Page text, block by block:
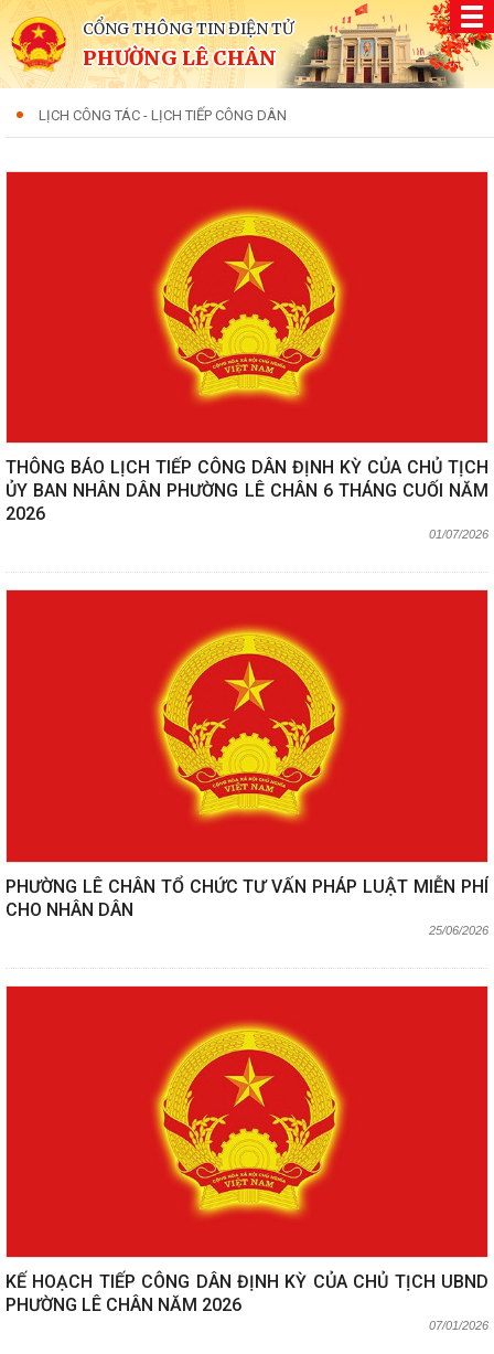
CỔNG THÔNG TIN ĐIỆN TỬ
PHƯỜNG LÊ CHÂN
LỊCH CÔNG TÁC - LỊCH TIẾP CÔNG DÂN
THÔNG BÁO LỊCH TIẾP CÔNG DÂN ĐỊNH KỲ CỦA CHỦ TỊCH
ỦY BAN NHÂN DÂN PHƯỜNG LÊ CHÂN 6 THÁNG CUỐI NĂM
2026
01/07/2026
PHƯỜNG LÊ CHÂN TỔ CHỨC TƯ VẤN PHÁP LUẬT MIỄN PHÍ
CHO NHÂN DÂN
25/06/2026
KẾ HOẠCH TIẾP CÔNG DÂN ĐỊNH KỲ CỦA CHỦ TỊCH UBND
PHƯỜNG LÊ CHÂN NĂM 2026
07/01/2026